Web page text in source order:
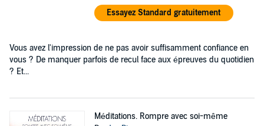
Essayez Standard gratuitement
Vous avez l'impression de ne pas avoir suffisamment confiance en
vous ? De manquer parfois de recul face aux épreuves du quotidien
? Et...
Méditations. Rompre avec soi-même